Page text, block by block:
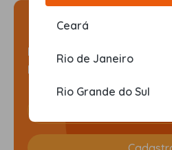
Ceará
Rio de Janeiro
Rio Grande do Sul
Fique por
Receba em primeira mão
promoções, eventos e